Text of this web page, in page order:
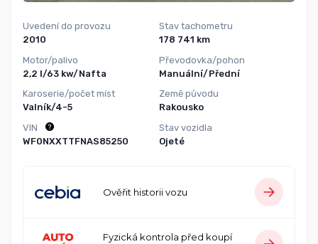
Uvedení do provozu
2010
Motor/palivo
2,2 l/63 kw/Nafta
Karoserie/počet míst
Valník/4-5
Stav tachometru
178 741 km
Převodovka/pohon
Manuální/Přední
Země původu
Rakousko
VIN
WF0NXXTTFNAS85250
Stav vozidla
Ojeté
Ověřit historii vozu
Fyzická kontrola před koupí